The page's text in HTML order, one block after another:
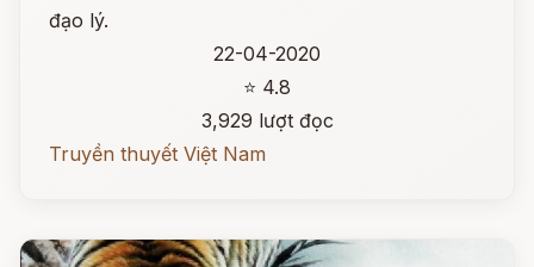
đạo lý.
22-04-2020
⭐ 4.8
3,929 lượt đọc
Truyền thuyết Việt Nam